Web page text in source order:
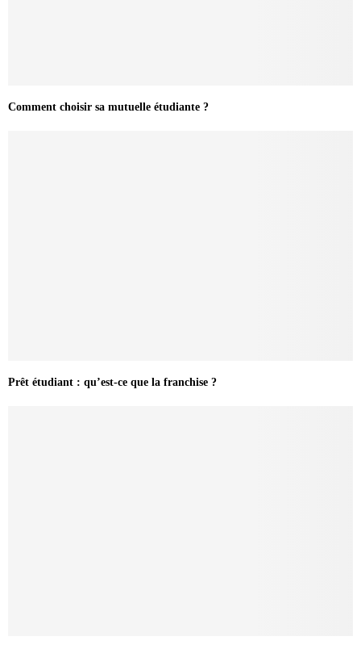
Comment choisir sa mutuelle étudiante ?
Prêt étudiant : qu’est-ce que la franchise ?